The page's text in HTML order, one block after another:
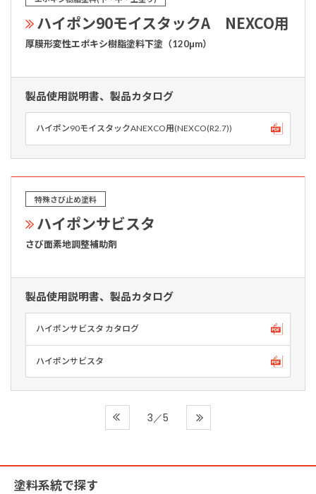
ハイポン90モイスタックA NEXCO用
厚膜形変性エポキシ樹脂塗料下塗（120μm）
製品使用説明書、製品カタログ
ハイポン90モイスタックANEXCO用(NEXCO(R2.7))
特殊さび止め塗料
ハイポンサビスタ
さび面素地調整補助剤
製品使用説明書、製品カタログ
ハイポンサビスタ カタログ
ハイポンサビスタ
3／5
塗料系統で探す